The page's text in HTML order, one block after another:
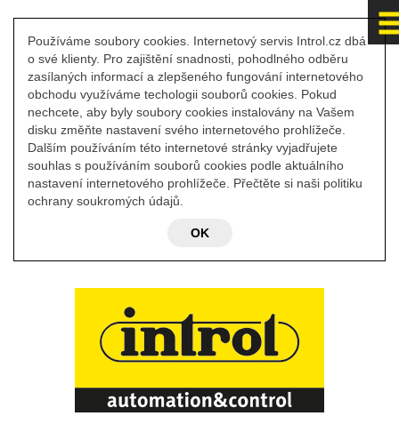
Používáme soubory cookies. Internetový servis Introl.cz dbá
o své klienty. Pro zajištění snadnosti, pohodlného odběru
zasílaných informací a zlepšeného fungování internetového
obchodu využíváme techologii souborů cookies. Pokud
nechcete, aby byly soubory cookies instalovány na Vašem
disku změňte nastavení svého internetového prohlížeče.
Dalším používáním této internetové stránky vyjadřujete
souhlas s používáním souborů cookies podle aktuálního
nastavení internetového prohlížeče. Přečtěte si naši politiku
ochrany soukromých údajů.
OK